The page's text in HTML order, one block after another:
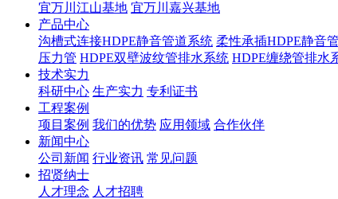
宜万川江山基地 宜万川嘉兴基地
产品中心
沟槽式连接HDPE静音管道系统 柔性承插HDPE静音
压力管 HDPE双壁波纹管排水系统 HDPE缠绕管排水
技术实力
科研中心 生产实力 专利证书
工程案例
项目案例 我们的优势 应用领域 合作伙伴
新闻中心
公司新闻 行业资讯 常见问题
招贤纳士
人才理念 人才招聘